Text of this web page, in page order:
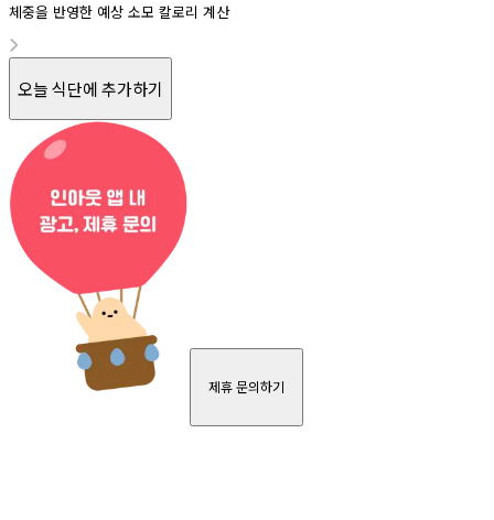
체중을 반영한 예상 소모 칼로리 계산
오늘 식단에 추가하기
제휴 문의하기